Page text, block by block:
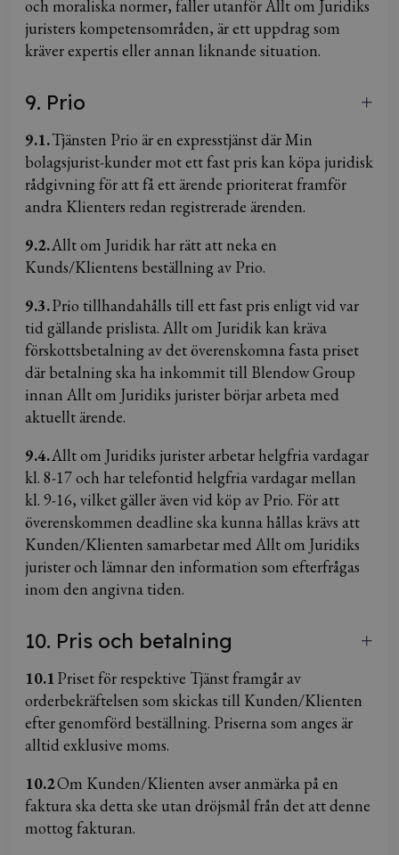
och moraliska normer, faller utanför Allt om Juridiks
juristers kompetensområden, är ett uppdrag som
kräver expertis eller annan liknande situation.
9. Prio
9.1.Tjänsten Prio är en expresstjänst där Min
bolagsjurist-kunder mot ett fast pris kan köpa juridisk
rådgivning för att få ett ärende prioriterat framför
andra Klienters redan registrerade ärenden.
9.2.Allt om Juridik har rätt att neka en
Kunds/Klientens beställning av Prio.
9.3.Prio tillhandahålls till ett fast pris enligt vid var
tid gällande prislista. Allt om Juridik kan kräva
förskottsbetalning av det överenskomna fasta priset
där betalning ska ha inkommit till Blendow Group
innan Allt om Juridiks jurister börjar arbeta med
aktuellt ärende.
9.4.Allt om Juridiks jurister arbetar helgfria vardagar
kl. 8-17 och har telefontid helgfria vardagar mellan
kl. 9-16, vilket gäller även vid köp av Prio. För att
överenskommen deadline ska kunna hållas krävs att
Kunden/Klienten samarbetar med Allt om Juridiks
jurister och lämnar den information som efterfrågas
inom den angivna tiden.
10. Pris och betalning
10.1Priset för respektive Tjänst framgår av
orderbekräftelsen som skickas till Kunden/Klienten
efter genomförd beställning. Priserna som anges är
alltid exklusive moms.
10.2Om Kunden/Klienten avser anmärka på en
faktura ska detta ske utan dröjsmål från det att denne
mottog fakturan.